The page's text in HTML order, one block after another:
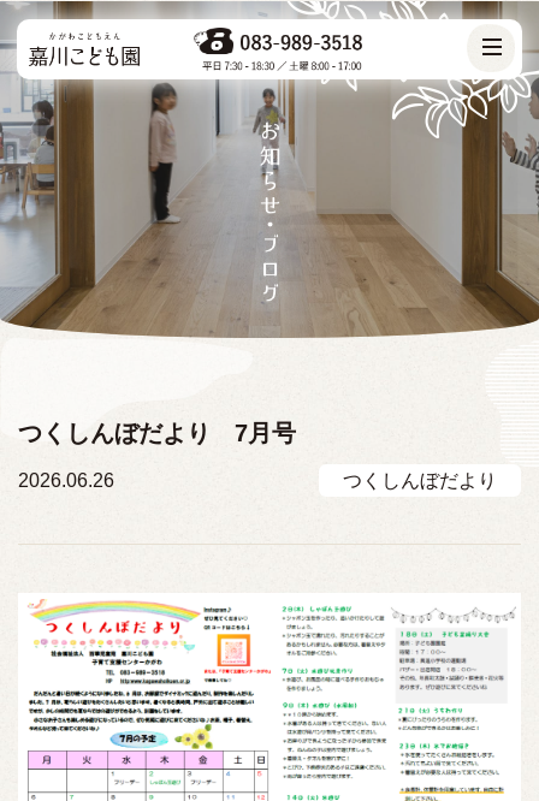
つくしんぼだより 7月号
2026.06.26 つくしんぼだより